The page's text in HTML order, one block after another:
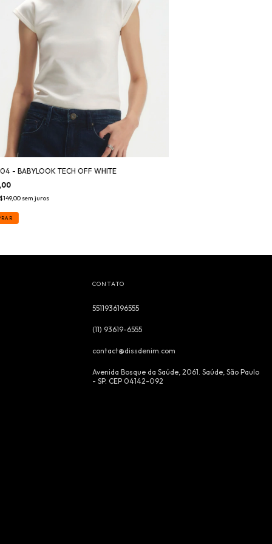
- BABYLOOK TECH OFF WHITE
sem juros
CONTATO
5511936196555
(11) 93619-6555
contact@dissdenim.com
Avenida Bosque da Saúde, 2061. Saúde, São Paulo
- SP. CEP 04142-092